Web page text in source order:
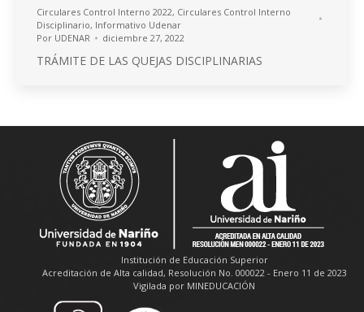
Circulares Control Interno 2022, Circulares Control Interno
Disciplinario, Informativo Udenar
Por UDENAR diciembre 27, 2022
TRÁMITE DE LAS QUEJAS DISCIPLINARIAS
Institución de Educación Superior
Acreditación de Alta calidad, Resolución No. 000022 - Enero 11 de 2023
Vigilada por MINEDUCACIÓN